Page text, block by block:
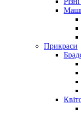
Прикраси